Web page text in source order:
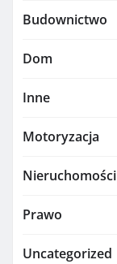
Budownictwo
Dom
Inne
Motoryzacja
Nieruchomości
Prawo
Uncategorized